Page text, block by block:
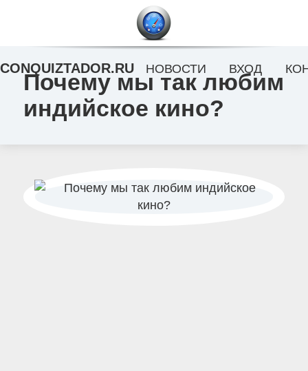
Почему мы так любим
индийское кино?
CONQUIZTADOR.RU НОВОСТИ ВХОД